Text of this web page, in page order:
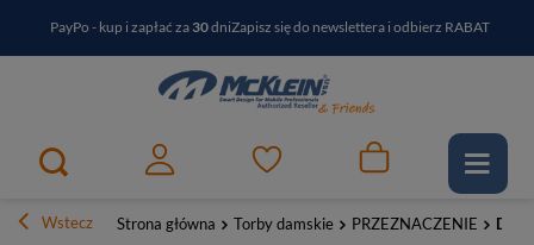
Bezproblemowy zwrotSzybka wysyłkaDarmowa dostawa od 399 zł
PayPo - kup i zapłać za 30dniZapisz się do newslettera i odbierz RABAT
Wstecz Strona główna Torby damskie PRZEZNACZENIE Do